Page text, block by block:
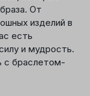
От
изделий в
есть
и мудрость.
с браслетом-